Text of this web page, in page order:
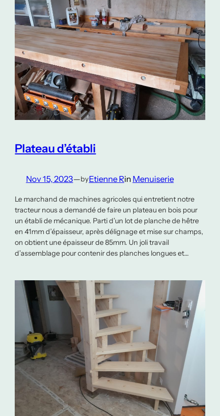
Plateau d’établi
Nov 15, 2023—byEtienne Rin Menuiserie
Le marchand de machines agricoles qui entretient notre
tracteur nous a demandé de faire un plateau en bois pour
un établi de mécanique. Parti d’un lot de planche de hêtre
en 41mm d’épaisseur, après délignage et mise sur champs,
on obtient une épaisseur de 85mm. Un joli travail
d’assemblage pour contenir des planches longues et…